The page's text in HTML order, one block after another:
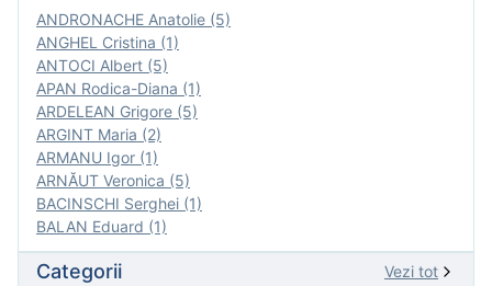
ANDRONACHE Anatolie (5)
ANGHEL Cristina (1)
ANTOCI Albert (5)
APAN Rodica-Diana (1)
ARDELEAN Grigore (5)
ARGINT Maria (2)
ARMANU Igor (1)
ARNĂUT Veronica (5)
BACINSCHI Serghei (1)
BALAN Eduard (1)
Categorii Vezi tot